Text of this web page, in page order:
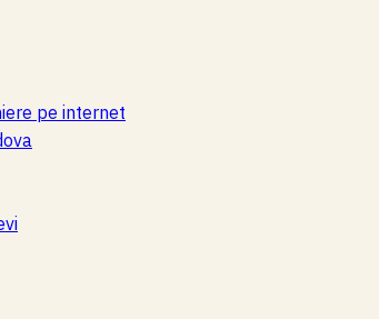
pe internet